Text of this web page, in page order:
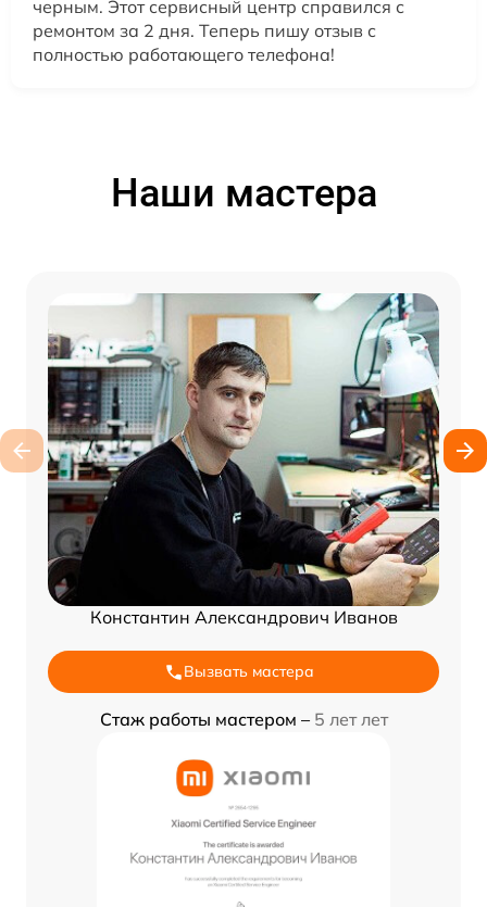
черным. Этот сервисный центр справился с
ремонтом за 2 дня. Теперь пишу отзыв с
полностью работающего телефона!
Наши мастера
Константин Александрович Иванов
Вызвать мастера
Стаж работы мастером – 5 лет лет